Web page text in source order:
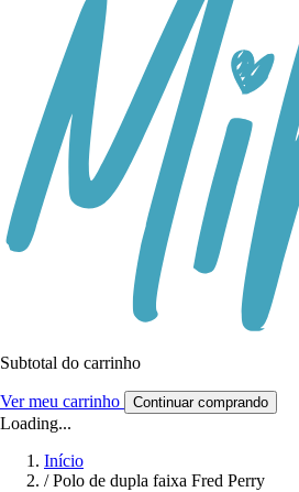
Subtotal do carrinho
Ver meu carrinho Continuar comprando
Loading...
Início
/ Polo de dupla faixa Fred Perry